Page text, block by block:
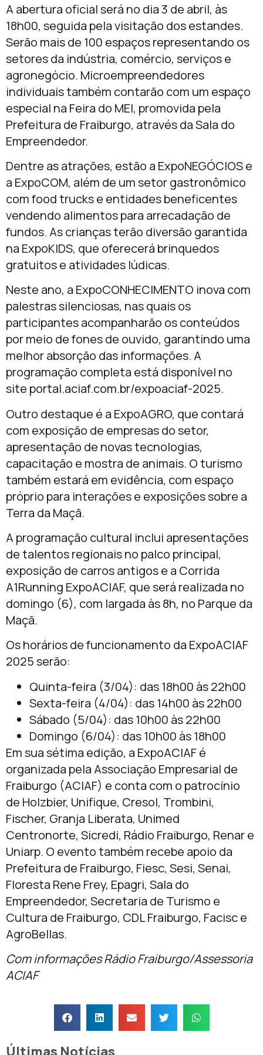
A abertura oficial será no dia 3 de abril, às
18h00, seguida pela visitação dos estandes.
Serão mais de 100 espaços representando os
setores da indústria, comércio, serviços e
agronegócio. Microempreendedores
individuais também contarão com um espaço
especial na Feira do MEI, promovida pela
Prefeitura de Fraiburgo, através da Sala do
Empreendedor.
Dentre as atrações, estão a ExpoNEGÓCIOS e
a ExpoCOM, além de um setor gastronômico
com food trucks e entidades beneficentes
vendendo alimentos para arrecadação de
fundos. As crianças terão diversão garantida
na ExpoKIDS, que oferecerá brinquedos
gratuitos e atividades lúdicas.
Neste ano, a ExpoCONHECIMENTO inova com
palestras silenciosas, nas quais os
participantes acompanharão os conteúdos
por meio de fones de ouvido, garantindo uma
melhor absorção das informações. A
programação completa está disponível no
site portal.aciaf.com.br/expoaciaf-2025.
Outro destaque é a ExpoAGRO, que contará
com exposição de empresas do setor,
apresentação de novas tecnologias,
capacitação e mostra de animais. O turismo
também estará em evidência, com espaço
próprio para interações e exposições sobre a
Terra da Maçã.
A programação cultural inclui apresentações
de talentos regionais no palco principal,
exposição de carros antigos e a Corrida
A1Running ExpoACIAF, que será realizada no
domingo (6), com largada às 8h, no Parque da
Maçã.
Os horários de funcionamento da ExpoACIAF
2025 serão:
Quinta-feira (3/04): das 18h00 às 22h00
Sexta-feira (4/04): das 14h00 às 22h00
Sábado (5/04): das 10h00 às 22h00
Domingo (6/04): das 10h00 às 18h00
Em sua sétima edição, a ExpoACIAF é
organizada pela Associação Empresarial de
Fraiburgo (ACIAF) e conta com o patrocínio
de Holzbier, Unifique, Cresol, Trombini,
Fischer, Granja Liberata, Unimed
Centronorte, Sicredi, Rádio Fraiburgo, Renar e
Uniarp. O evento também recebe apoio da
Prefeitura de Fraiburgo, Fiesc, Sesi, Senai,
Floresta Rene Frey, Epagri, Sala do
Empreendedor, Secretaria de Turismo e
Cultura de Fraiburgo, CDL Fraiburgo, Facisc e
AgroBellas.
Com informações Rádio Fraiburgo/Assessoria
ACIAF
Últimas Notícias